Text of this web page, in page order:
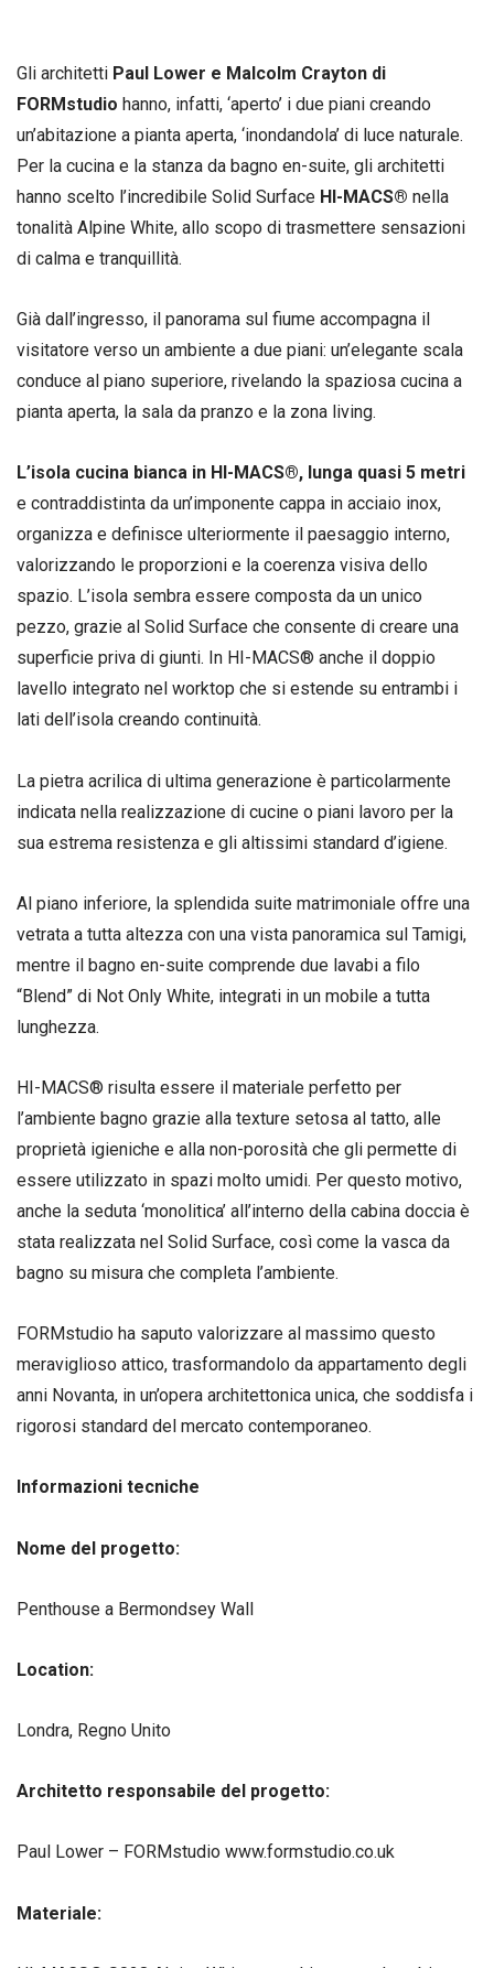
Gli architetti Paul Lower e Malcolm Crayton di
FORMstudio hanno, infatti, ‘aperto’ i due piani creando
un’abitazione a pianta aperta, ‘inondandola’ di luce naturale.
Per la cucina e la stanza da bagno en-suite, gli architetti
hanno scelto l’incredibile Solid Surface HI-MACS® nella
tonalità Alpine White, allo scopo di trasmettere sensazioni
di calma e tranquillità.
Già dall’ingresso, il panorama sul fiume accompagna il
visitatore verso un ambiente a due piani: un’elegante scala
conduce al piano superiore, rivelando la spaziosa cucina a
pianta aperta, la sala da pranzo e la zona living.
L’isola cucina bianca in HI-MACS®, lunga quasi 5 metri
e contraddistinta da un’imponente cappa in acciaio inox,
organizza e definisce ulteriormente il paesaggio interno,
valorizzando le proporzioni e la coerenza visiva dello
spazio. L’isola sembra essere composta da un unico
pezzo, grazie al Solid Surface che consente di creare una
superficie priva di giunti. In HI-MACS® anche il doppio
lavello integrato nel worktop che si estende su entrambi i
lati dell’isola creando continuità.
La pietra acrilica di ultima generazione è particolarmente
indicata nella realizzazione di cucine o piani lavoro per la
sua estrema resistenza e gli altissimi standard d’igiene.
Al piano inferiore, la splendida suite matrimoniale offre una
vetrata a tutta altezza con una vista panoramica sul Tamigi,
mentre il bagno en-suite comprende due lavabi a filo
“Blend” di Not Only White, integrati in un mobile a tutta
lunghezza.
HI-MACS® risulta essere il materiale perfetto per
l’ambiente bagno grazie alla texture setosa al tatto, alle
proprietà igieniche e alla non-porosità che gli permette di
essere utilizzato in spazi molto umidi. Per questo motivo,
anche la seduta ‘monolitica’ all’interno della cabina doccia è
stata realizzata nel Solid Surface, così come la vasca da
bagno su misura che completa l’ambiente.
FORMstudio ha saputo valorizzare al massimo questo
meraviglioso attico, trasformandolo da appartamento degli
anni Novanta, in un’opera architettonica unica, che soddisfa i
rigorosi standard del mercato contemporaneo.
Informazioni tecniche
Nome del progetto:
Penthouse a Bermondsey Wall
Location:
Londra, Regno Unito
Architetto responsabile del progetto:
Paul Lower – FORMstudio www.formstudio.co.uk
Materiale: